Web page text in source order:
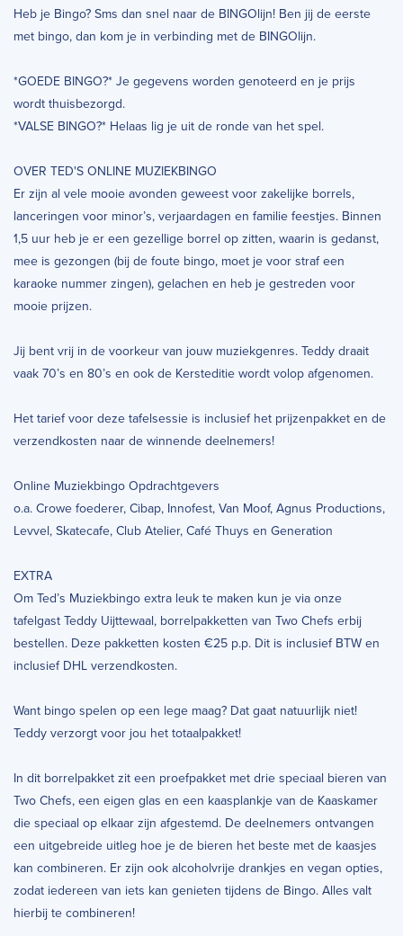
Heb je Bingo? Sms dan snel naar de BINGOlijn! Ben jij de eerste
met bingo, dan kom je in verbinding met de BINGOlijn.
*GOEDE BINGO?* Je gegevens worden genoteerd en je prijs
wordt thuisbezorgd.
*VALSE BINGO?* Helaas lig je uit de ronde van het spel.
OVER TED'S ONLINE MUZIEKBINGO
Er zijn al vele mooie avonden geweest voor zakelijke borrels,
lanceringen voor minor’s, verjaardagen en familie feestjes. Binnen
1,5 uur heb je er een gezellige borrel op zitten, waarin is gedanst,
mee is gezongen (bij de foute bingo, moet je voor straf een
karaoke nummer zingen), gelachen en heb je gestreden voor
mooie prijzen.
Jij bent vrij in de voorkeur van jouw muziekgenres. Teddy draait
vaak 70’s en 80’s en ook de Kersteditie wordt volop afgenomen.
Het tarief voor deze tafelsessie is inclusief het prijzenpakket en de
verzendkosten naar de winnende deelnemers!
Online Muziekbingo Opdrachtgevers
o.a. Crowe foederer, Cibap, Innofest, Van Moof, Agnus Productions,
Levvel, Skatecafe, Club Atelier, Café Thuys en Generation
EXTRA
Om Ted’s Muziekbingo extra leuk te maken kun je via onze
tafelgast Teddy Uijttewaal, borrelpakketten van Two Chefs erbij
bestellen. Deze pakketten kosten €25 p.p. Dit is inclusief BTW en
inclusief DHL verzendkosten.
Want bingo spelen op een lege maag? Dat gaat natuurlijk niet!
Teddy verzorgt voor jou het totaalpakket!
In dit borrelpakket zit een proefpakket met drie speciaal bieren van
Two Chefs, een eigen glas en een kaasplankje van de Kaaskamer
die speciaal op elkaar zijn afgestemd. De deelnemers ontvangen
een uitgebreide uitleg hoe je de bieren het beste met de kaasjes
kan combineren. Er zijn ook alcoholvrije drankjes en vegan opties,
zodat iedereen van iets kan genieten tijdens de Bingo. Alles valt
hierbij te combineren!